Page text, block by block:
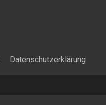
Datenschutzerklärung